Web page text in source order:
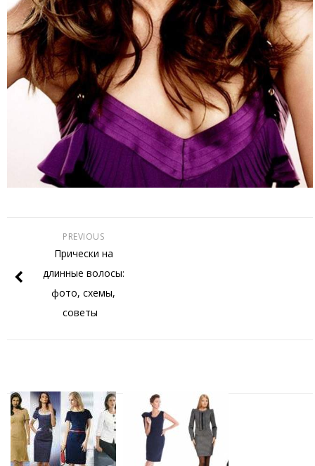
PREVIOUS
Прически на
длинные волосы:
фото, схемы,
советы